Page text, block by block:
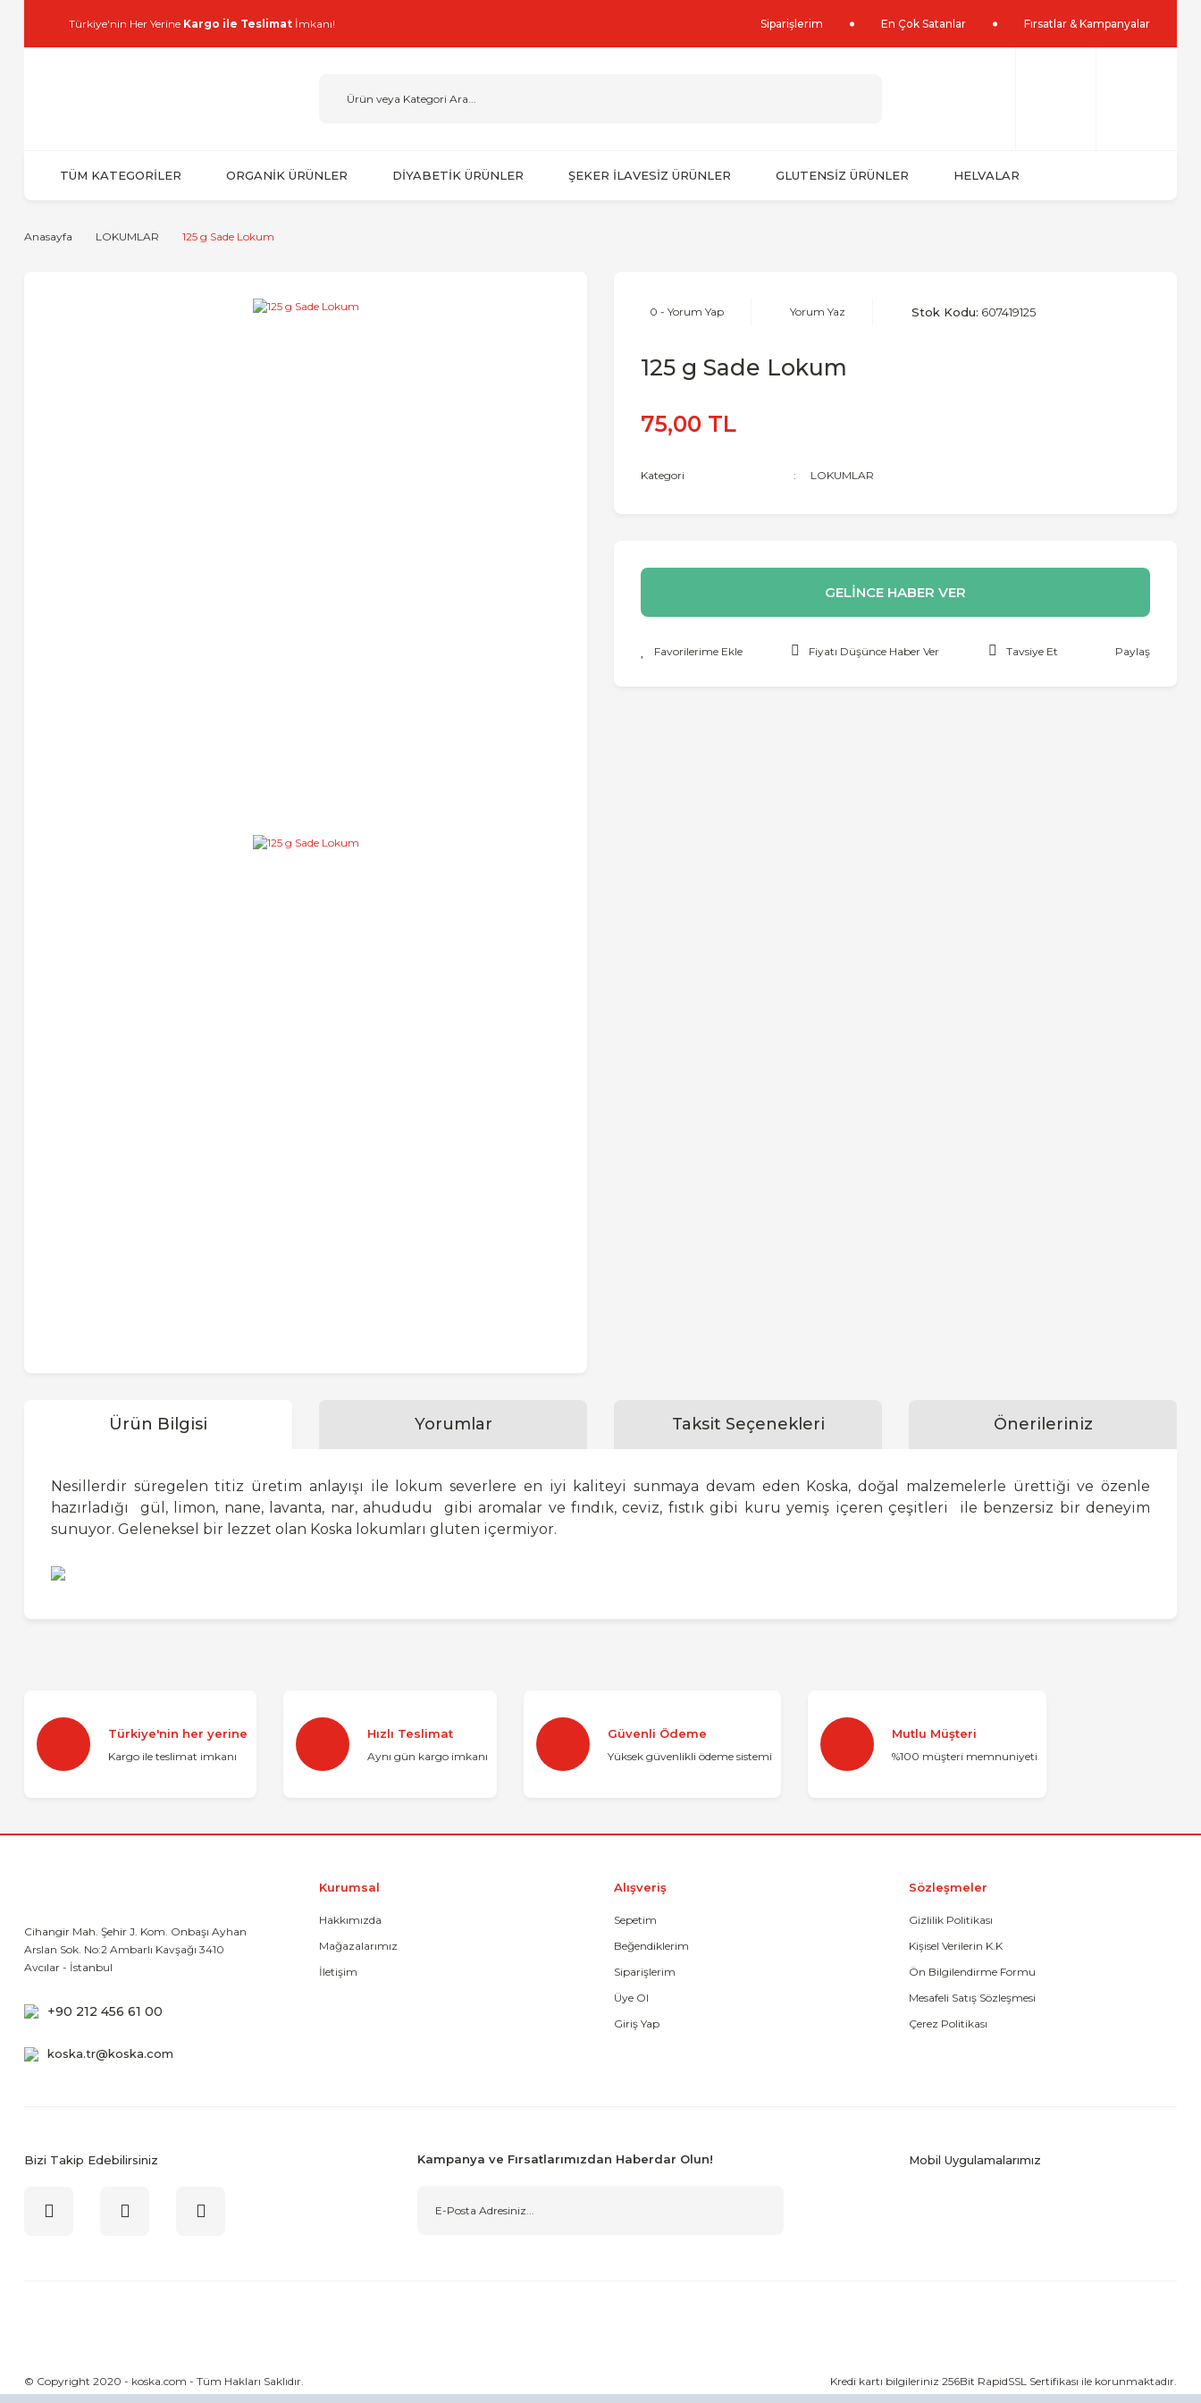
Türkiye'nin Her Yerine Kargo ile Teslimat İmkanı! Siparişlerim En Çok Satanlar Fırsatlar & Kampanyalar
TÜM KATEGORİLER ORGANİK ÜRÜNLER DİYABETİK ÜRÜNLER ŞEKER İLAVESİZ ÜRÜNLER GLUTENSİZ ÜRÜNLER HELVALAR
Anasayfa LOKUMLAR 125 g Sade Lokum
0 - Yorum Yap Yorum Yaz Stok Kodu: 607419125
125 g Sade Lokum
75,00 TL
Kategori LOKUMLAR
GELİNCE HABER VER
Fiyatı Düşünce Haber Ver Tavsiye Et Paylaş
Ürün Bilgisi Yorumlar Taksit Seçenekleri Önerileriniz
Nesillerdir süregelen titiz üretim anlayışı ile lokum severlere en iyi kaliteyi sunmaya devam eden Koska, doğal malzemelerle ürettiği ve özenle
hazırladığı
gül, limon, nane, lavanta, nar, ahududu gibi aromalar ve fındık, ceviz, fıstık gibi kuru yemiş içeren çeşitleri
ile benzersiz bir deneyim
sunuyor. Geleneksel bir lezzet olan Koska lokumları gluten içermiyor.
Yorum Yaz
Ürün resmi kalitesiz, bozuk veya görüntülenemiyor.
Ürün açıklamasında eksik bilgiler bulunuyor.
Türkiye'nin her yerine
Kargo ile teslimat imkanı
Hızlı Teslimat
Aynı gün kargo imkanı
Güvenli Ödeme
Yüksek güvenlikli ödeme sistemi
Mutlu Müşteri
%100 müşteri memnuniyeti
Cihangir Mah. Şehir J. Kom. Onbaşı Ayhan
Arslan Sok. No:2 Ambarlı Kavşağı 3410
Avcılar - İstanbul
+90 212 456 61 00
koska.tr@koska.com
Kurumsal
Hakkımızda
Mağazalarımız
İletişim
Alışveriş
Sepetim
Beğendiklerim
Siparişlerim
Üye Ol
Giriş Yap
Sözleşmeler
Gizlilik Politikası
Kişisel Verilerin K.K
Ön Bilgilendirme Formu
Mesafeli Satış Sözleşmesi
Çerez Politikası
Bizi Takip Edebilirsiniz Kampanya ve Fırsatlarımızdan Haberdar Olun! Mobil Uygulamalarımız
© Copyright 2020 - koska.com - Tüm Hakları Saklıdır. Kredi kartı bilgileriniz 256Bit RapidSSL Sertifikası ile korunmaktadır.